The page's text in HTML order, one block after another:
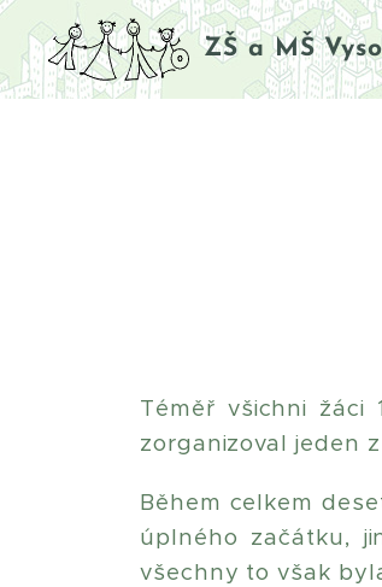
ZŠ a MŠ
Téměř všichni
zorganizoval jeden
Během celkem
úplného začátku,
všechny to však